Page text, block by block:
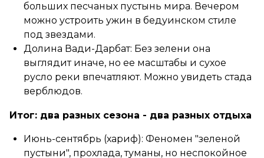
больших песчаных пустынь мира. Вечером
можно устроить ужин в бедуинском стиле
под звездами.
Долина Вади-Дарбат: Без зелени она
выглядит иначе, но ее масштабы и сухое
русло реки впечатляют. Можно увидеть стада
верблюдов.
Итог: два разных сезона - два разных отдыха
Июнь-сентябрь (хариф): Феномен "зеленой
пустыни", прохлада, туманы, но неспокойное